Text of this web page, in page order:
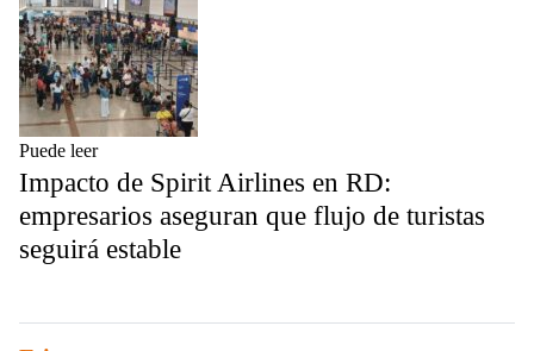
Puede leer
Impacto de Spirit Airlines en RD:
empresarios aseguran que flujo de turistas
seguirá estable